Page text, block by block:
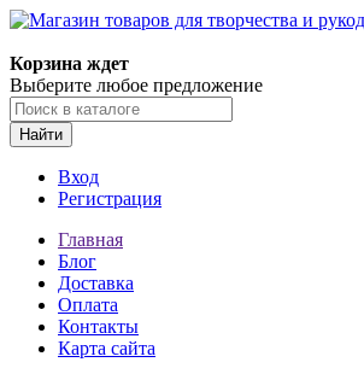
Корзина ждет
Выберите любое предложение
Найти
Вход
Регистрация
Главная
Блог
Доставка
Оплата
Контакты
Карта сайта